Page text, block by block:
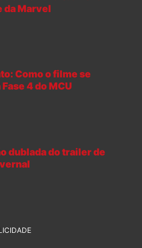
da Marvel
Como o filme se
4 do MCU
dublada do trailer de